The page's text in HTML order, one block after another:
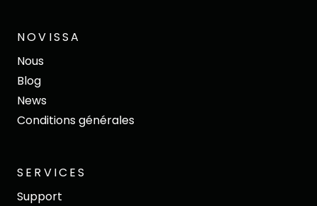
NOVISSA
Nous
Blog
News
Conditions générales
SERVICES
Support